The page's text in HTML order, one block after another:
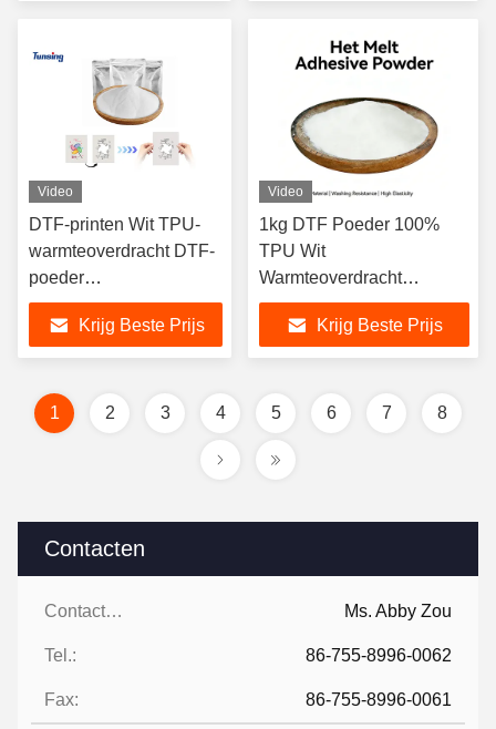
Contacten
Contacten: Ms. Abby Zou
Tel.: 86-755-8996-0062
Fax: 86-755-8996-0061
Video
DTF-printen Wit TPU-
warmteoverdracht DTF-
poeder
Heetmeltlijmpoeder
Krijg Beste Prijs
Video
1kg DTF Poeder 100%
TPU Wit
Warmteoverdracht
Smeltlijm Poeder voor T-
shirt Afdrukken DTF
Poeder
Krijg Beste Prijs
1 2 3 4 5 6 7 8